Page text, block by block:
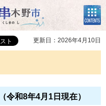
野市
コン
テン
ツメ
ニュ
更新日：2026年4月10日
令和8年4月1日現在）